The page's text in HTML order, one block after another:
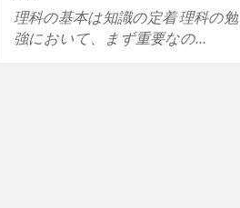
理科の基本は知識の定着 理科の勉
強において、まず重要なの…